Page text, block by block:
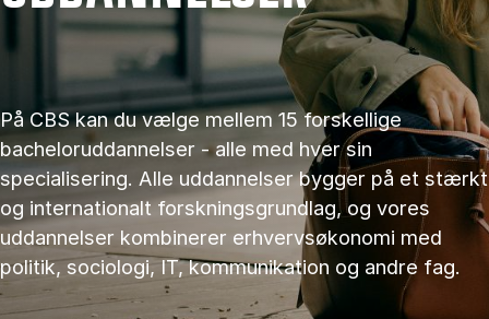
På CBS kan du vælge mellem 15 forskellige
bacheloruddannelser - alle med hver sin
specialisering. Alle uddannelser bygger på et stærkt
og internationalt forskningsgrundlag, og vores
uddannelser kombinerer erhvervsøkonomi med
politik, sociologi, IT, kommunikation og andre fag.